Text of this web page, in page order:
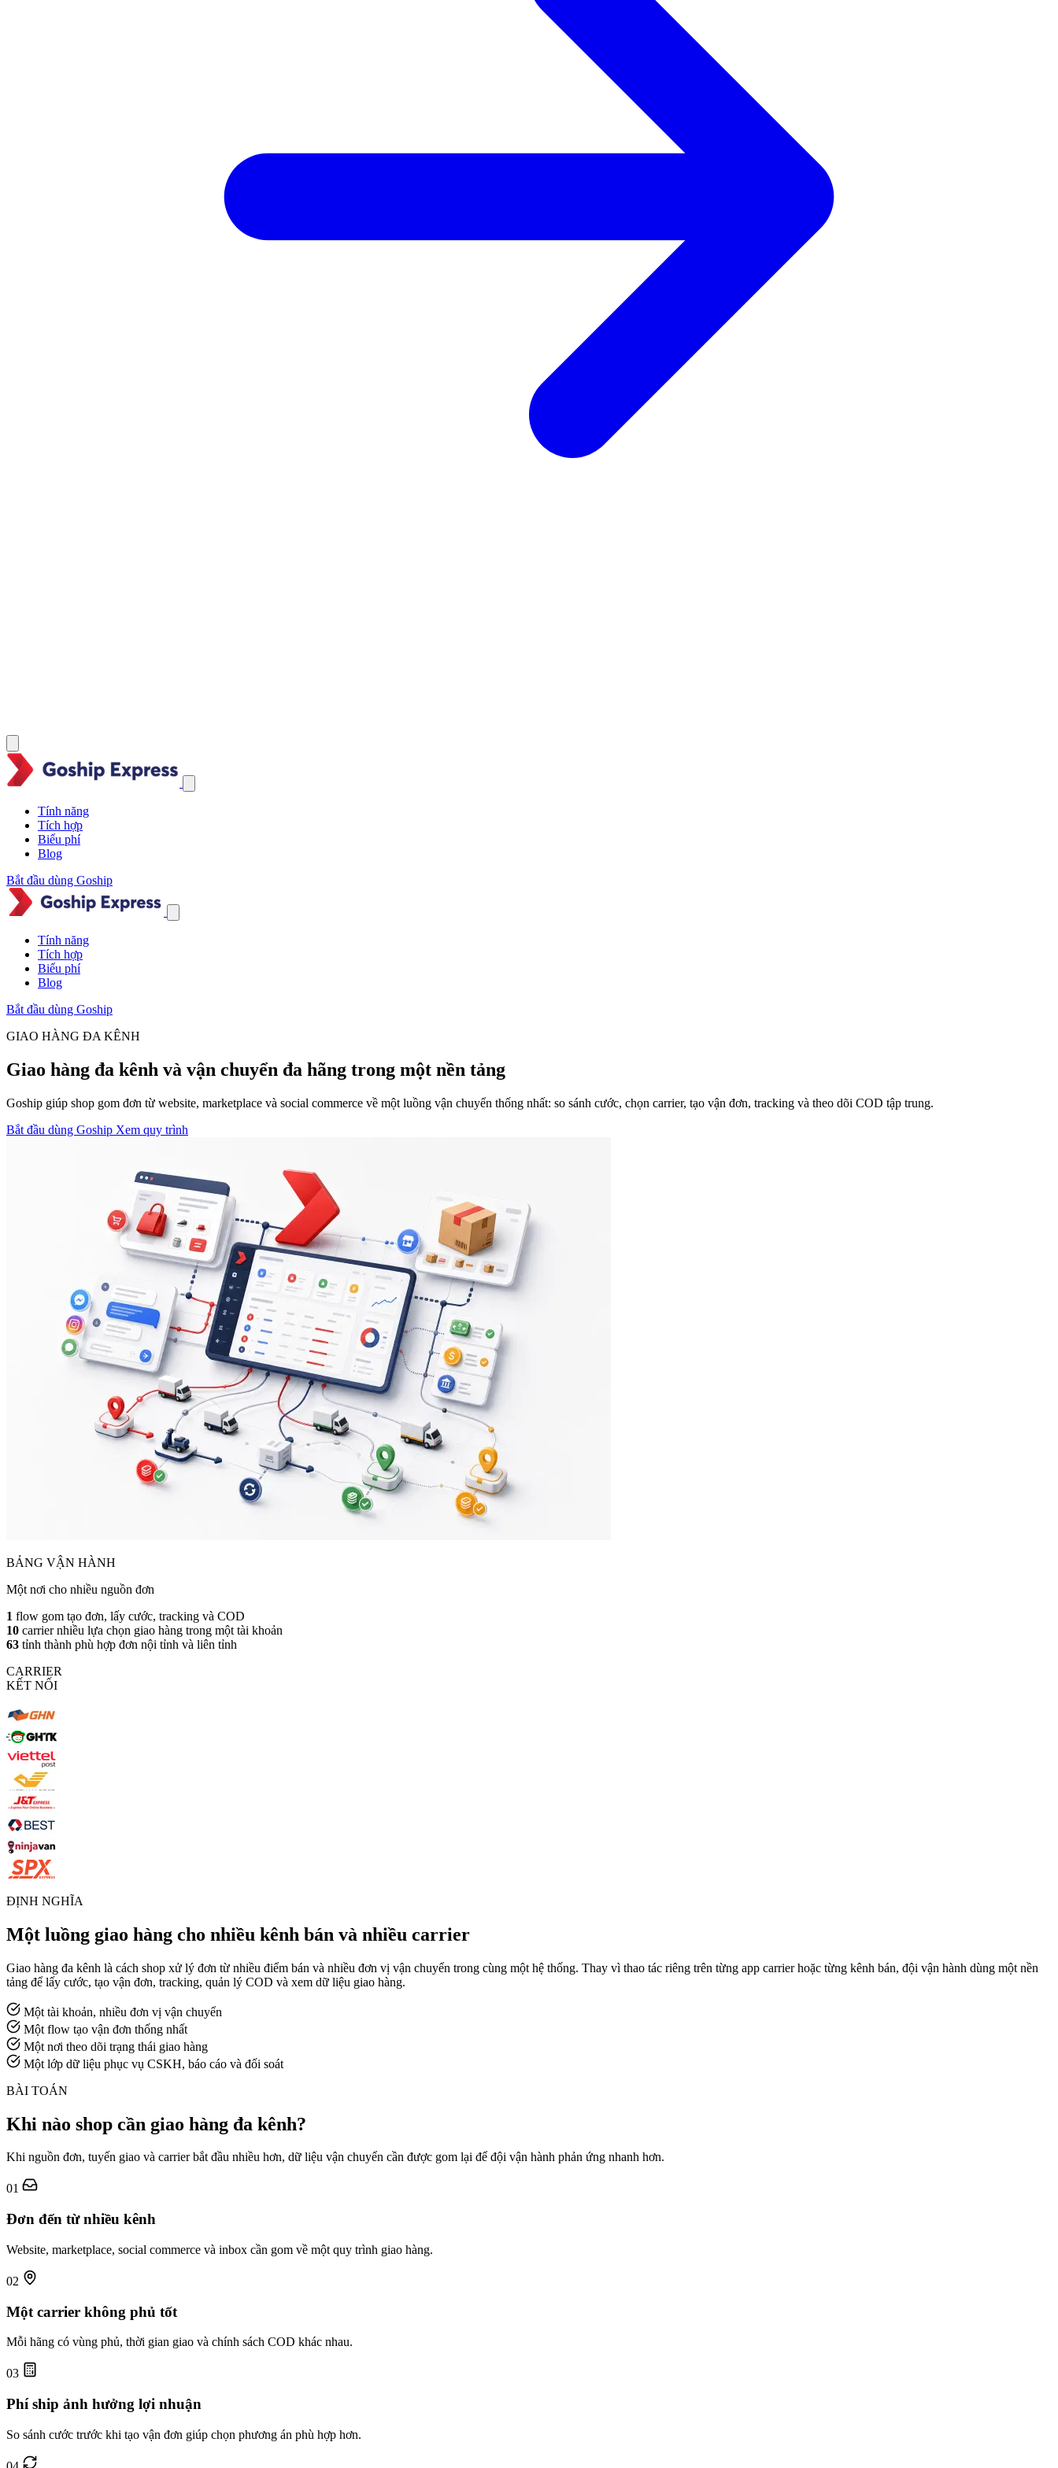
Tính năng
Tích hợp
Biểu phí
Blog
Bắt đầu dùng Goship
Tính năng
Tích hợp
Biểu phí
Blog
Bắt đầu dùng Goship
GIAO HÀNG ĐA KÊNH
Giao hàng đa kênh và vận chuyển đa hãng trong một nền tảng
Goship giúp shop gom đơn từ website, marketplace và social commerce về một luồng vận chuyển thống nhất: so sánh cước, chọn carrier, tạo vận đơn, tracking và theo dõi COD tập trung.
Bắt đầu dùng Goship Xem quy trình
BẢNG VẬN HÀNH
Một nơi cho nhiều nguồn đơn
1 flow gom tạo đơn, lấy cước, tracking và COD
10 carrier nhiều lựa chọn giao hàng trong một tài khoản
63 tỉnh thành phù hợp đơn nội tỉnh và liên tỉnh
CARRIER
KẾT NỐI
ĐỊNH NGHĨA
Một luồng giao hàng cho nhiều kênh bán và nhiều carrier
Giao hàng đa kênh là cách shop xử lý đơn từ nhiều điểm bán và nhiều đơn vị vận chuyển trong cùng một hệ thống. Thay vì thao tác riêng trên từng app carrier hoặc từng kênh bán, đội vận hành dùng một nền
tảng để lấy cước, tạo vận đơn, tracking, quản lý COD và xem dữ liệu giao hàng.
Một tài khoản, nhiều đơn vị vận chuyển
Một flow tạo vận đơn thống nhất
Một nơi theo dõi trạng thái giao hàng
Một lớp dữ liệu phục vụ CSKH, báo cáo và đối soát
BÀI TOÁN
Khi nào shop cần giao hàng đa kênh?
Khi nguồn đơn, tuyến giao và carrier bắt đầu nhiều hơn, dữ liệu vận chuyển cần được gom lại để đội vận hành phản ứng nhanh hơn.
01
Đơn đến từ nhiều kênh
Website, marketplace, social commerce và inbox cần gom về một quy trình giao hàng.
02
Một carrier không phủ tốt
Mỗi hãng có vùng phủ, thời gian giao và chính sách COD khác nhau.
03
Phí ship ảnh hưởng lợi nhuận
So sánh cước trước khi tạo vận đơn giúp chọn phương án phù hợp hơn.